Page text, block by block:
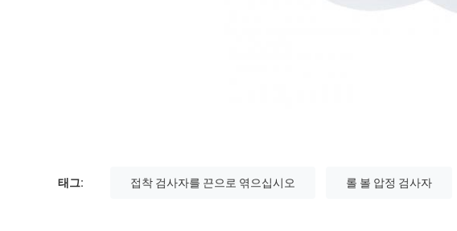
태그: 접착 검사자를 끈으로 엮으십시오 롤 볼 압정 검사자